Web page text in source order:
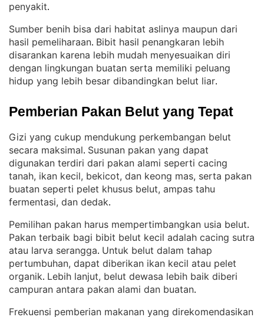
penyakit.
Sumber benih bisa dari habitat aslinya maupun dari
hasil pemeliharaan. Bibit hasil penangkaran lebih
disarankan karena lebih mudah menyesuaikan diri
dengan lingkungan buatan serta memiliki peluang
hidup yang lebih besar dibandingkan belut liar.
Pemberian Pakan Belut yang Tepat
Gizi yang cukup mendukung perkembangan belut
secara maksimal. Susunan pakan yang dapat
digunakan terdiri dari pakan alami seperti cacing
tanah, ikan kecil, bekicot, dan keong mas, serta pakan
buatan seperti pelet khusus belut, ampas tahu
fermentasi, dan dedak.
Pemilihan pakan harus mempertimbangkan usia belut
Pakan terbaik bagi bibit belut kecil adalah cacing sutra
atau larva serangga. Untuk belut dalam tahap
pertumbuhan, dapat diberikan ikan kecil atau pelet
organik. Lebih lanjut, belut dewasa lebih baik diberi
campuran antara pakan alami dan buatan.
Frekuensi pemberian makanan yang direkomendasikan